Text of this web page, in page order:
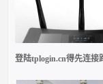
登陆tplogin.cn得先连接